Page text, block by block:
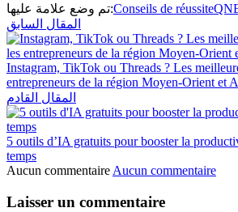
تم وضع علامة عليها:Conseils de réussite
المقال السابق
Instagram, TikTok ou Threads ? Les
entrepreneurs de la région Moyen-Orient et
المقال القادم
5 outils d’IA gratuits pour booster la productivité et la gestion du
temps
Aucun commentaire Aucun commentaire
Laisser un commentaire